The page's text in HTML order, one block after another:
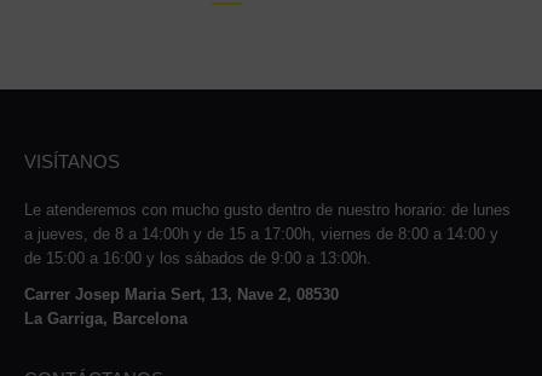
VISÍTANOS
Le atenderemos con mucho gusto dentro de nuestro horario: de lunes
a jueves, de 8 a 14:00h y de 15 a 17:00h, viernes de 8:00 a 14:00 y
de 15:00 a 16:00 y los sábados de 9:00 a 13:00h.
Carrer Josep Maria Sert, 13, Nave 2, 08530
La Garriga, Barcelona